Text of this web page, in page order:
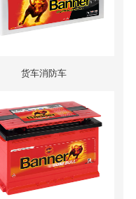
货车消防车